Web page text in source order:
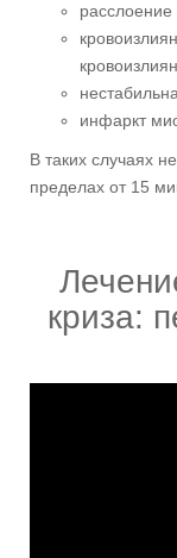
расслоение
инфаркт
В таких случаях
пределах от 15
криза: